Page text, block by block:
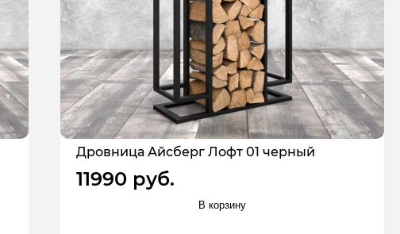
Дровница Айсберг Лофт 01 черный
11990 руб.
В корзину